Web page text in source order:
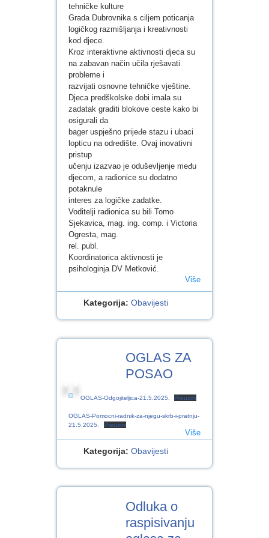
tehničke kulture
Grada Dubrovnika s ciljem poticanja
logičkog razmišljanja i kreativnosti
kod djece.
Kroz interaktivne aktivnosti djeca su
na zabavan način učila rješavati
probleme i
razvijati osnovne tehničke vještine.
Djeca predškolske dobi imala su
zadatak graditi blokove ceste kako bi
osigurali da
bager uspješno prijeđe stazu i ubaci
lopticu na odredište. Ovaj inovativni
pristup
učenju izazvao je oduševljenje među
djecom, a radionice su dodatno
potaknule
interes za logičke zadatke.
Voditelji radionica su bili Tomo
Sjekavica, mag. ing. comp. i Victoria
Ogresta, mag.
rel. publ.
Koordinatorica aktivnosti je
psihologinja DV Metković.
Više
Kategorija: Obavijesti
OGLAS ZA
POSAO
OGLAS-Odgojiteljica-21.5.2025. Preuzmi
OGLAS-Pomocni-radnik-za-njegu-skrb-i-pratnju-
21.5.2025.
Preuzmi
Više
Kategorija: Obavijesti
Odluka o
raspisivanju